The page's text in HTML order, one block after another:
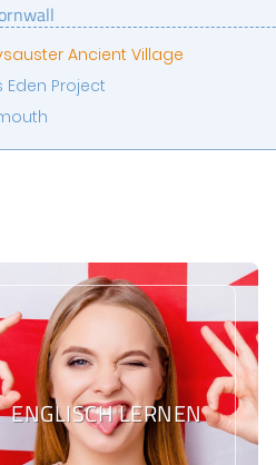
Ancient Village
Eden Project
ENGLISCH LERNEN